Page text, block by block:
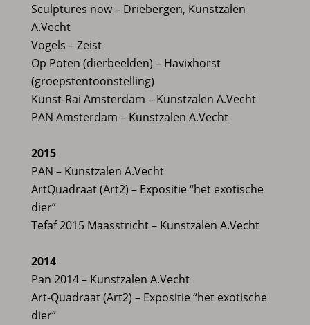
Sculptures now – Driebergen, Kunstzalen
A.Vecht
Vogels – Zeist
Op Poten (dierbeelden) – Havixhorst
(groepstentoonstelling)
Kunst-Rai Amsterdam – Kunstzalen A.Vecht
PAN Amsterdam – Kunstzalen A.Vecht
2015
PAN – Kunstzalen A.Vecht
ArtQuadraat (Art2) – Expositie “het exotische
dier”
Tefaf 2015 Maasstricht – Kunstzalen A.Vecht
2014
Pan 2014 – Kunstzalen A.Vecht
Art-Quadraat (Art2) – Expositie “het exotische
dier”